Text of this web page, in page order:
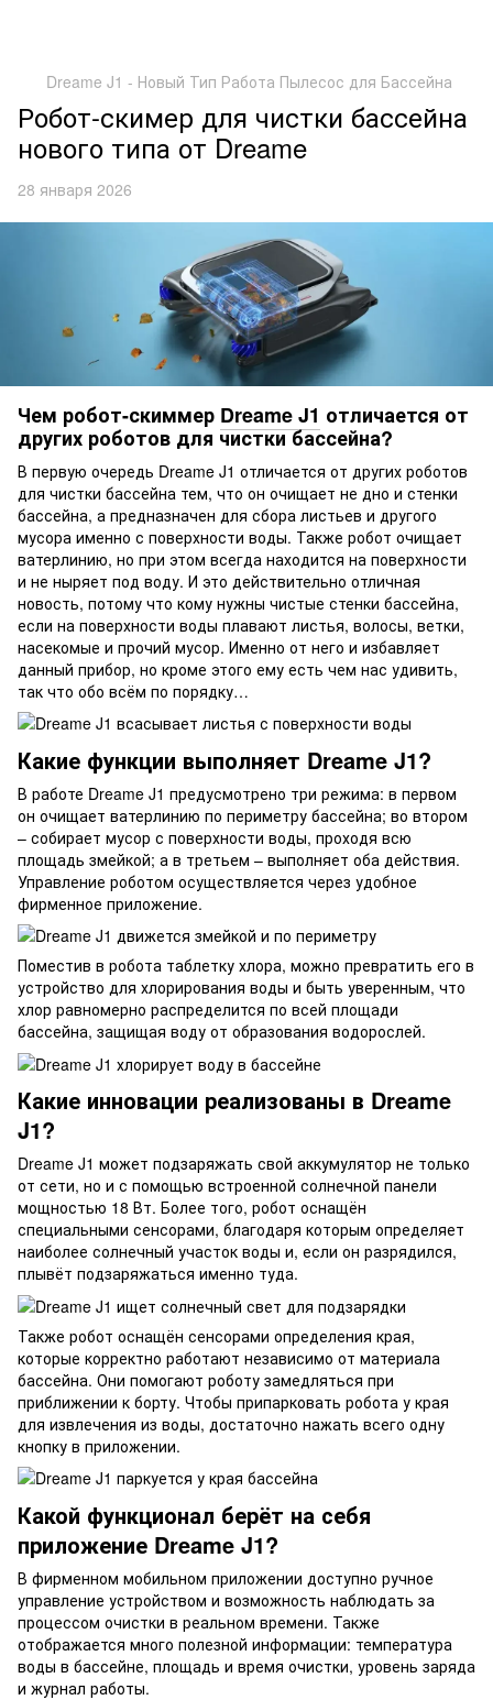
Dreame J1 - Новый Тип Работа Пылесос для Бассейна
Робот-скимер для чистки бассейна
нового типа от Dreame
28 января 2026
Чем робот-скиммер Dreame J1 отличается от
других роботов для чистки бассейна?
В первую очередь Dreame J1 отличается от других роботов
для чистки бассейна тем, что он очищает не дно и стенки
бассейна, а предназначен для сбора листьев и другого
мусора именно с поверхности воды. Также робот очищает
ватерлинию, но при этом всегда находится на поверхности
и не ныряет под воду. И это действительно отличная
новость, потому что кому нужны чистые стенки бассейна,
если на поверхности воды плавают листья, волосы, ветки,
насекомые и прочий мусор. Именно от него и избавляет
данный прибор, но кроме этого ему есть чем нас удивить,
так что обо всём по порядку…
Какие функции выполняет Dreame J1?
В работе Dreame J1 предусмотрено три режима: в первом
он очищает ватерлинию по периметру бассейна; во втором
– собирает мусор с поверхности воды, проходя всю
площадь змейкой; а в третьем – выполняет оба действия.
Управление роботом осуществляется через удобное
фирменное приложение.
Поместив в робота таблетку хлора, можно превратить его в
устройство для хлорирования воды и быть уверенным, что
хлор равномерно распределится по всей площади
бассейна, защищая воду от образования водорослей.
Какие инновации реализованы в Dreame
J1?
Dreame J1 может подзаряжать свой аккумулятор не только
от сети, но и с помощью встроенной солнечной панели
мощностью 18 Вт. Более того, робот оснащён
специальными сенсорами, благодаря которым определяет
наиболее солнечный участок воды и, если он разрядился,
плывёт подзаряжаться именно туда.
Также робот оснащён сенсорами определения края,
которые корректно работают независимо от материала
бассейна. Они помогают роботу замедляться при
приближении к борту. Чтобы припарковать робота у края
для извлечения из воды, достаточно нажать всего одну
кнопку в приложении.
Какой функционал берёт на себя
приложение Dreame J1?
В фирменном мобильном приложении доступно ручное
управление устройством и возможность наблюдать за
процессом очистки в реальном времени. Также
отображается много полезной информации: температура
воды в бассейне, площадь и время очистки, уровень заряда
и журнал работы.